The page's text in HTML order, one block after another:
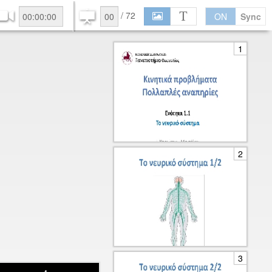
/72 ON Sync
1
2
3